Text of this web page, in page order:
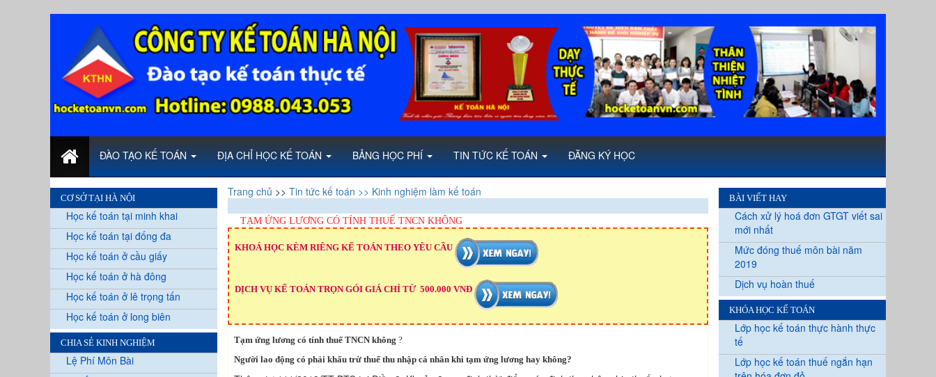
ĐÀO TẠO KẾ TOÁN ĐỊA CHỈ HỌC KẾ TOÁN BẢNG HỌC PHÍ TIN TỨC KẾ TOÁN ĐĂNG KÝ HỌC
CƠ SỞ TẠI HÀ NỘI
Học kế toán tại minh khai
Học kế toán tại đống đa
Học kế toán ở cầu giấy
Học kế toán ở hà đông
Học kế toán ở lê trọng tấn
Học kế toán ở long biên
CHIA SẺ KINH NGHIỆM
Lệ Phí Môn Bài
Trang chủ >> Tin tức kế toán >> Kinh nghiệm làm kế toán
TẠM ỨNG LƯƠNG CÓ TÍNH THUẾ TNCN KHÔNG
KHOÁ HỌC KÈM RIÊNG KẾ TOÁN THEO YÊU CẦU
DỊCH VỤ KẾ TOÁN TRỌN GÓI GIÁ CHỈ TỪ 500.000 VNĐ
Tạm ứng lương có tính thuế TNCN không ?
Người lao động có phải khấu trừ thuế thu nhập cá nhân khi tạm ứng lương hay không?
BÀI VIẾT HAY
Cách xử lý hoá đơn GTGT viết sai
mới nhất
Mức đóng thuế môn bài năm
2019
Dịch vụ hoàn thuế
KHÓA HỌC KẾ TOÁN
Lớp học kế toán thực hành thực
tế
Lớp học kế toán thuế ngắn hạn